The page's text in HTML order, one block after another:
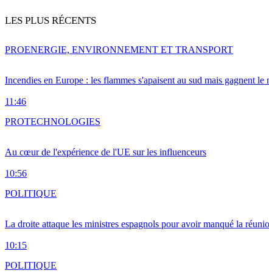
LES PLUS RÉCENTS
Incendies en Europe : les flammes s'apaisent au sud mais gagnent le
11:46
PROENERGIE, ENVIRONNEMENT ET TRANSPORT
Au cœur de l'expérience de l'UE sur les influenceurs
10:56
PROTECHNOLOGIES
La droite attaque les ministres espagnols pour avoir manqué la
10:15
POLITIQUE
POLITIQUE